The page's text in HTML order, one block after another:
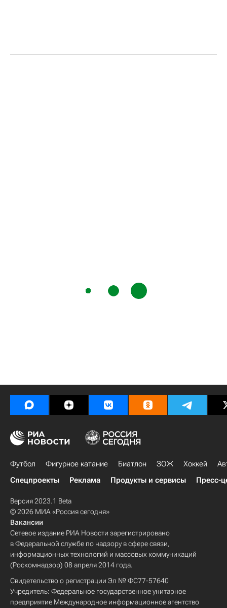
Футбол Фигурное катание Биатлон ЗОЖ Хоккей
Спецпроекты
Реклама Продукты и сервисы Пресс-
Версия 2023.1 Beta
© 2026 МИА «Россия сегодня»
Вакансии
Сетевое издание РИА Новости зарегистрировано
в Федеральной службе по надзору в сфере связи,
информационных технологий и массовых коммуникаций
(Роскомнадзор) 08 апреля 2014 года.
Свидетельство о регистрации Эл № ФС77-57640
Учредитель: Федеральное государственное унитарное
предприятие Международное информационное агентство